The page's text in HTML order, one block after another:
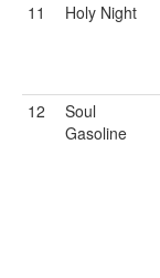
11
Holy Night
12
Soul
Gasoline